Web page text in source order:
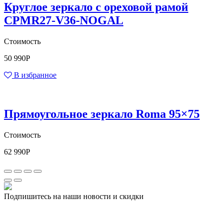
Круглое зеркало с ореховой рамой
CPMR27-V36-NOGAL
Стоимость
50 990Р
В избранное
Прямоугольное зеркало Roma 95×75
Стоимость
62 990Р
Подпишитесь на наши новости и скидки